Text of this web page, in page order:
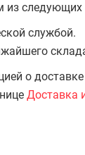
из следующих
службой.
о
Доставка